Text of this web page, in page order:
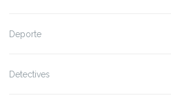
Deporte
Detectives